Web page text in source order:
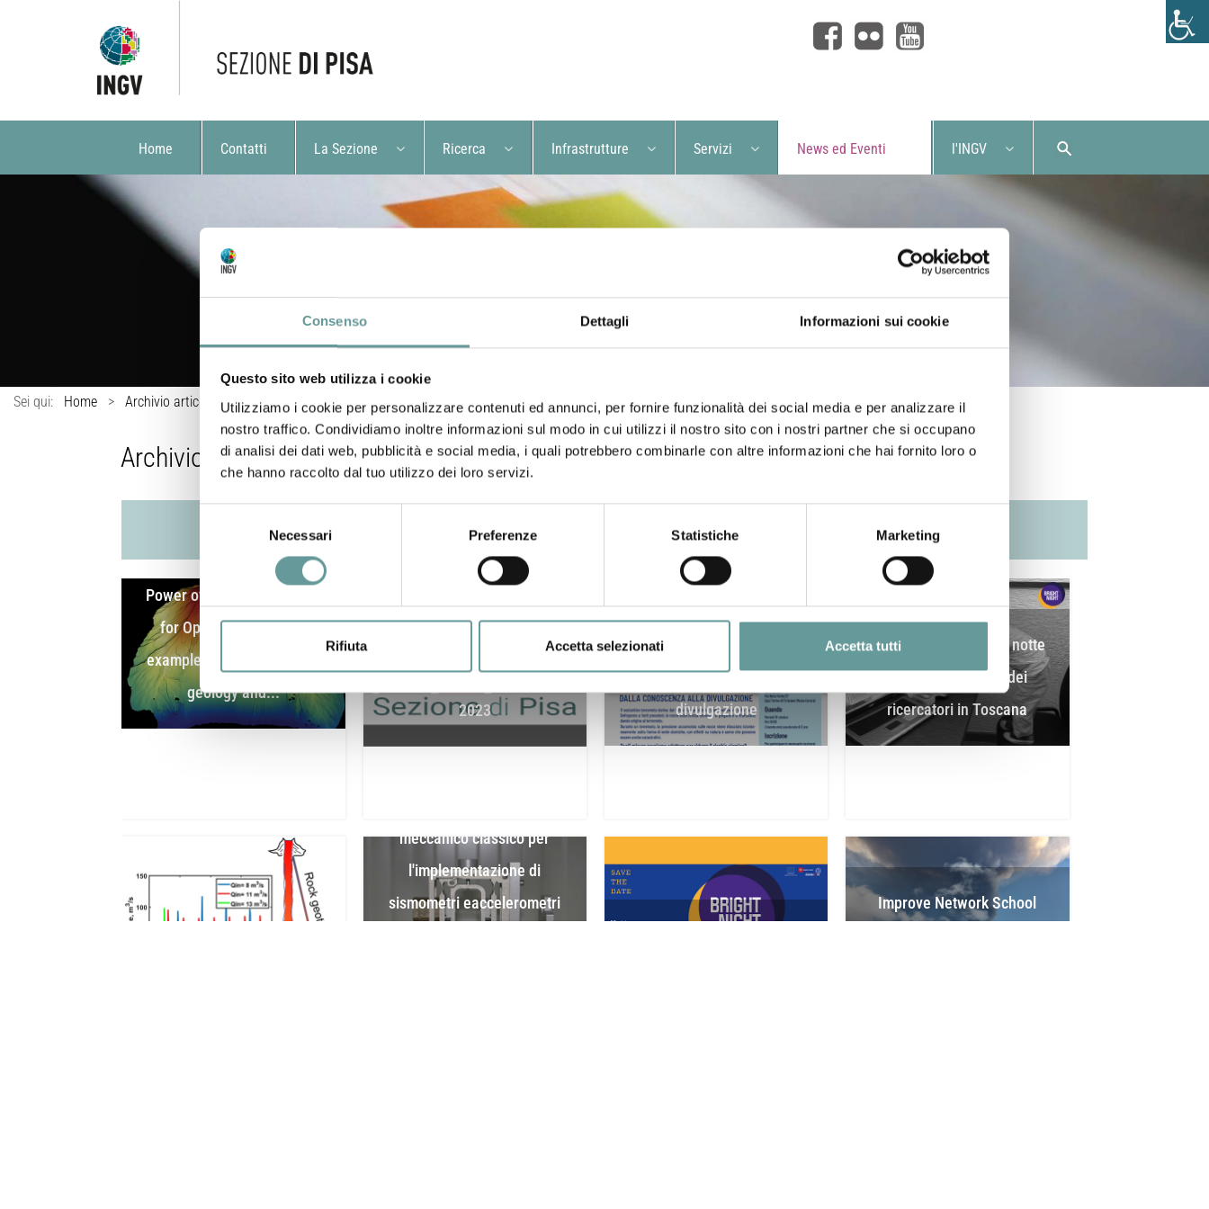
Consenso Dettagli Informazioni sui cookie
Questo sito web utilizza i cookie
Utilizziamo i cookie per personalizzare contenuti ed annunci, per fornire funzionalità dei social media e per analizzare il
nostro traffico. Condividiamo inoltre informazioni sul modo in cui utilizzi il nostro sito con i nostri partner che si occupano
di analisi dei dati web, pubblicità e social media, i quali potrebbero combinarle con altre informazioni che hai fornito loro o
che hanno raccolto dal tuo utilizzo dei loro servizi.
consenso
Necessari Preferenze Statistiche Marketing
Rifiuta Accetta selezionati Accetta tutti
Home Contatti La Sezione Ricerca Infrastrutture Servizi News ed Eventi l'INGV
Sei qui: Home > Archivio articoli >Archivio Eventi
Archivio Eventi
Reflections on 15 years of
OpenTopography: The
Power of Topographic Data
for Open Science (with
examples from earthquake
geology and...
Seminari del 13 novembre
2023
Terremoto e rischio sismico:
dalla conoscenza alla
divulgazione
Bright-Night 2023. La notte
delle ricercatrici e dei
ricercatori in Toscana
meccanico classico per
l'implementazione di
sismometri eaccelerometri
Improve Network School